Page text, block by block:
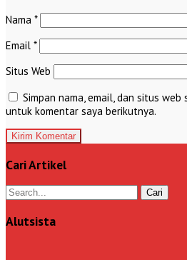
Nama *
Email *
Situs Web
Simpan nama, email, dan situs web
untuk komentar saya berikutnya.
Cari Artikel
Alutsista